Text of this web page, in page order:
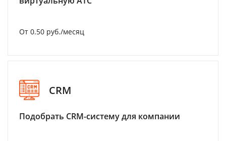
От 0.50 руб./месяц
CRM
Подобрать CRM-систему для компании